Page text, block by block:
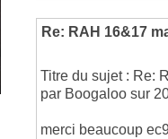
Re: RAH 16&17
Titre du sujet : Re:
par Boogaloo sur
merci beaucoup